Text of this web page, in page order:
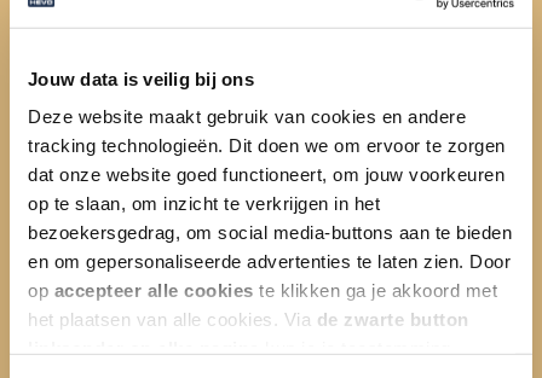
Jouw data is veilig bij ons
Deze website maakt gebruik van cookies en andere
tracking technologieën. Dit doen we om ervoor te zorgen
dat onze website goed functioneert, om jouw voorkeuren
op te slaan, om inzicht te verkrijgen in het
bezoekersgedrag, om social media-buttons aan te bieden
en om gepersonaliseerde advertenties te laten zien. Door
op accepteer alle cookies te klikken ga je akkoord met
het plaatsen van alle cookies. Via de zwarte button
Ervaringen, verhalen en
projecten